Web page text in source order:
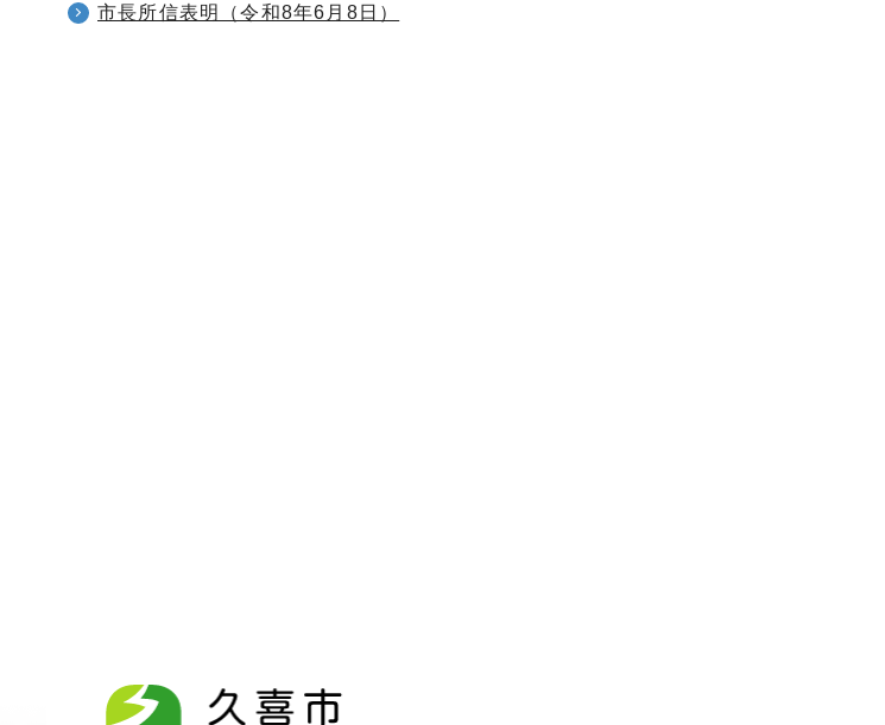
市長所信表明（令和8年6月8日）